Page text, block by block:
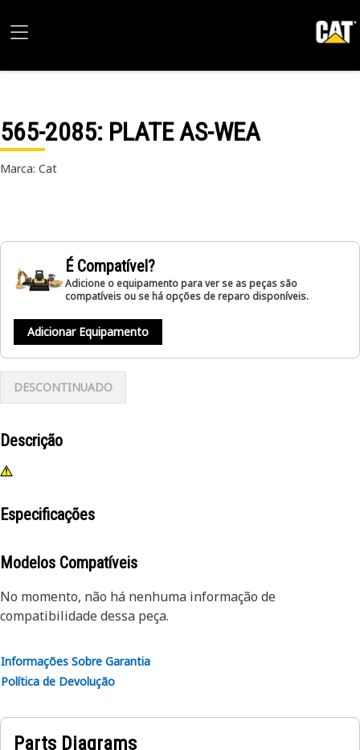
565-2085: PLATE AS-WEA
Marca: Cat
É Compatível?
Adicione o equipamento para ver se as peças são
compatíveis ou se há opções de reparo disponíveis.
Adicionar Equipamento
DESCONTINUADO
Descrição
Especificações
Modelos Compatíveis
No momento, não há nenhuma informação de
compatibilidade dessa peça.
Informações Sobre Garantia
Política de Devolução
Parts Diagrams